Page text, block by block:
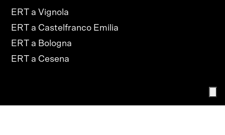
ERT a Vignola
ERT a Castelfranco Emilia
ERT a Bologna
ERT a Cesena